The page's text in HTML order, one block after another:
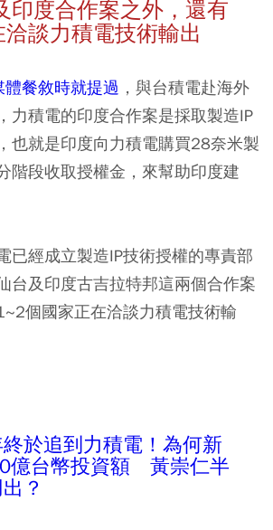
印度合作案之外，還有
談力積電技術輸出
體餐敘時就提過 ，與台積電赴海外
力積電的印度合作案是採取製造IP
也就是印度向力積電購買28奈米製
階段收取授權金，來幫助印度建
已經成立製造IP技術授權的專責部
台及印度古吉拉特邦這兩個合作案
個國家正在洽談力積電技術輸
於追到力積電！為何新
億台幣投資額 黃崇仁半
？